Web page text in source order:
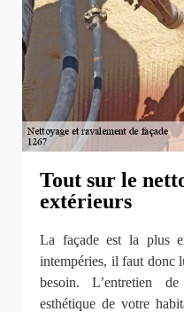
Tout sur le
extérieurs
La façade est la plus
intempéries, il faut donc
besoin. L’entretien
esthétique de votre